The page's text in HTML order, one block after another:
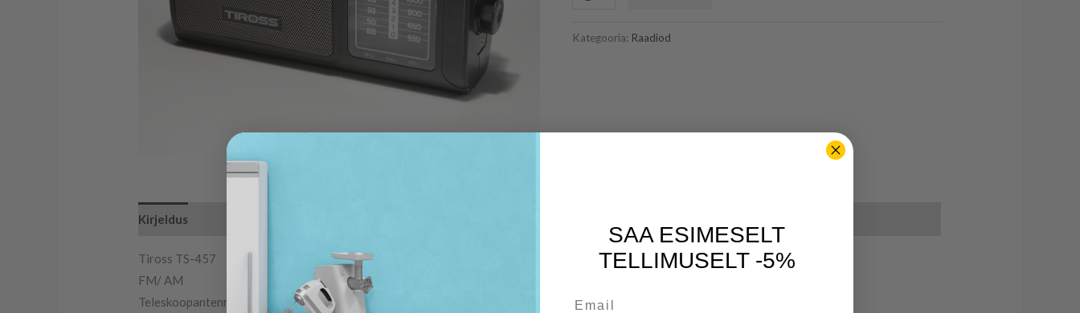
Kategooria: Raadiod
Kirjeldus
Tiross TS-457
FM/ AM
Teleskoopantenn
SAA ESIMESELT
TELLIMUSELT -5%